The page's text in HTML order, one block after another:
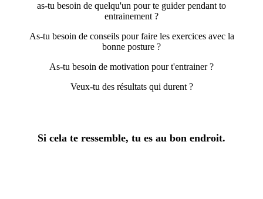
as-tu besoin de quelqu'un pour te guider pendant to
entrainement ?
As-tu besoin de conseils pour faire les exercices avec la
bonne posture ?
As-tu besoin de motivation pour t'entrainer ?
Veux-tu des résultats qui durent ?
Si cela te ressemble, tu es au bon endroit.